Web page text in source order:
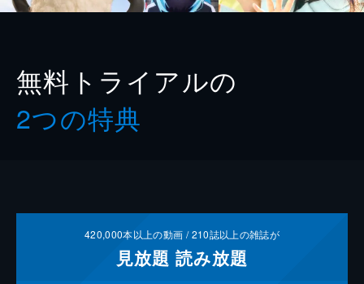
無料トライアルの
2つの特典
420,000本以上の動画 /210誌以上の雑誌が
見放題 読み放題